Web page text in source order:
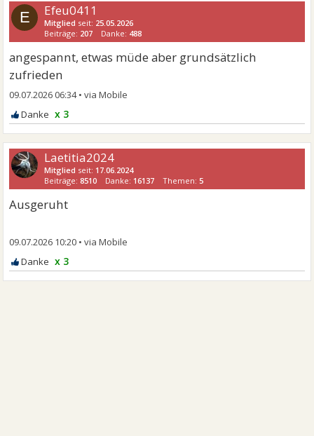
E Efeu0411
Mitglied seit: 25.05.2026
Beiträge: 207 Danke: 488
angespannt, etwas müde aber grundsätzlich
zufrieden
09.07.2026 06:34•
x 3
Laetitia2024
Mitglied seit: 17.06.2024
Beiträge:8510 Danke: 16137 Themen: 5
Ausgeruht
09.07.2026 10:20 •
x 3